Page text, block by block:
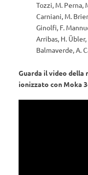
Tozzi, M. Perna,
Carniani, M.
Ginolfi, F.
Arribas, H.
Balmaverde, A.
Guarda il video della
ionizzato con Moka